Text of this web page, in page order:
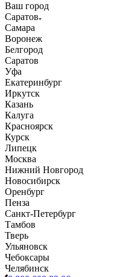
Ваш город
Саратов
Самара
Воронеж
Белгород
Саратов
Уфа
Екатеринбург
Иркутск
Казань
Калуга
Красноярск
Курск
Липецк
Москва
Нижний Новгород
Новосибирск
Оренбург
Пенза
Санкт-Петербург
Тамбов
Тверь
Ульяновск
Чебоксары
Челябинск